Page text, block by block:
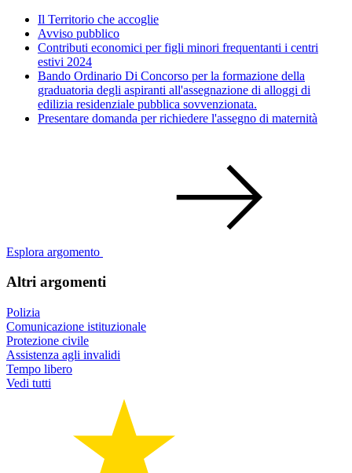
Il Territorio che accoglie
Avviso pubblico
Contributi economici per figli minori frequentanti i centri
estivi 2024
Bando Ordinario Di Concorso per la formazione della
graduatoria degli aspiranti all'assegnazione di alloggi di
edilizia residenziale pubblica sovvenzionata.
Presentare domanda per richiedere l'assegno di maternità
Esplora argomento
Altri argomenti
Polizia
Comunicazione istituzionale
Protezione civile
Assistenza agli invalidi
Tempo libero
Vedi tutti